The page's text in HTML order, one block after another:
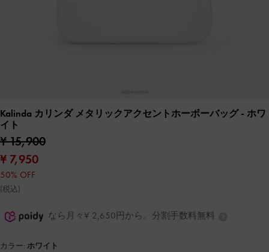
Kalinda カリンダ メタリックアクセントホーボーバッグ- ホワ
イト
¥ 15,900
¥ 7,950
50% OFF
(税込)
なら月々¥ 2,650円から。分割手数料無料
カラー: ホワイト